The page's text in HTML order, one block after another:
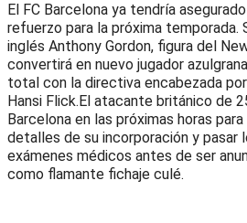
El FC Barcelona ya tendría
refuerzo para la próxima
inglés Anthony Gordon, figura del
convertirá en nuevo jugador
total con la directiva encabezada
Hansi Flick.El atacante británico de
Barcelona en las próximas horas
detalles de su incorporación y pasar
exámenes médicos antes de ser
como flamante fichaje culé.